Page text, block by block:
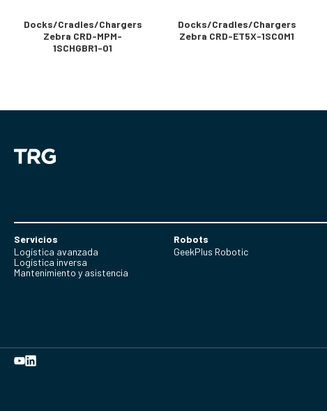
Docks/Cradles/Chargers
Zebra CRD-MPM-
1SCHGBR1-01
Docks/Cradles/Chargers
Zebra CRD-ET5X-1SCOM1
Servicios
Logística avanzada
Logística inversa
Mantenimiento y asistencia
Robots
GeekPlus Robotic